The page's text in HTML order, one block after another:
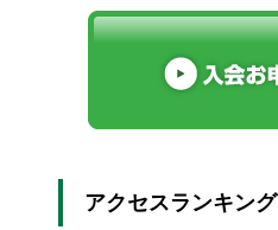
アクセスランキング